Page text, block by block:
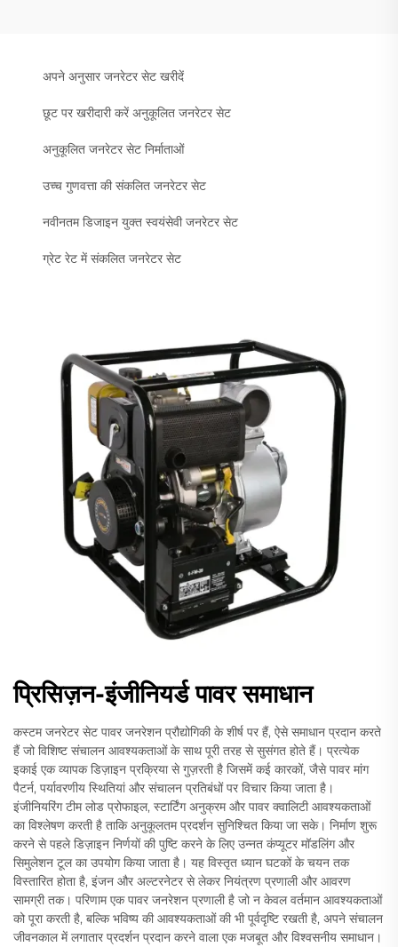
अपने अनुसार जनरेटर सेट खरीदें
छूट पर खरीदारी करें अनुकूलित जनरेटर सेट
अनुकूलित जनरेटर सेट निर्माताओं
उच्च गुणवत्ता की संकलित जनरेटर सेट
नवीनतम डिजाइन युक्त स्वयंसेवी जनरेटर सेट
ग्रेट रेट में संकलित जनरेटर सेट
प्रिसिज़न-इंजीनियर्ड पावर समाधान
कस्टम जनरेटर सेट पावर जनरेशन प्रौद्योगिकी के शीर्ष पर हैं, ऐसे समाधान प्रदान करते
हैं जो विशिष्ट संचालन आवश्यकताओं के साथ पूरी तरह से सुसंगत होते हैं। प्रत्येक
इकाई एक व्यापक डिज़ाइन प्रक्रिया से गुज़रती है जिसमें कई कारकों, जैसे पावर मांग
पैटर्न, पर्यावरणीय स्थितियां और संचालन प्रतिबंधों पर विचार किया जाता है।
इंजीनियरिंग टीम लोड प्रोफाइल, स्टार्टिंग अनुक्रम और पावर क्वालिटी आवश्यकताओं
का विश्लेषण करती है ताकि अनुकूलतम प्रदर्शन सुनिश्चित किया जा सके। निर्माण शुरू
करने से पहले डिज़ाइन निर्णयों की पुष्टि करने के लिए उन्नत कंप्यूटर मॉडलिंग और
सिमुलेशन टूल का उपयोग किया जाता है। यह विस्तृत ध्यान घटकों के चयन तक
विस्तारित होता है, इंजन और अल्टरनेटर से लेकर नियंत्रण प्रणाली और आवरण
सामग्री तक। परिणाम एक पावर जनरेशन प्रणाली है जो न केवल वर्तमान आवश्यकताओं
को पूरा करती है, बल्कि भविष्य की आवश्यकताओं की भी पूर्वदृष्टि रखती है, अपने संचालन
जीवनकाल में लगातार प्रदर्शन प्रदान करने वाला एक मजबूत और विश्वसनीय समाधान।